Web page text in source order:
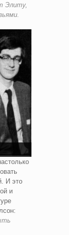
Элиту,
И это
и